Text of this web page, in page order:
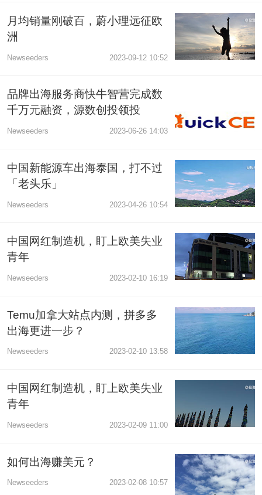
月均销量刚破百，蔚小理远征欧
洲
Newseeders 2023-09-12 10:52
品牌出海服务商快牛智营完成数
千万元融资，源数创投领投
Newseeders 2023-06-26 14:03
中国新能源车出海泰国，打不过
「老头乐」
Newseeders 2023-04-26 10:54
中国网红制造机，盯上欧美失业
青年
Newseeders 2023-02-10 16:19
Temu加拿大站点内测，拼多多
出海更进一步？
Newseeders 2023-02-10 13:58
中国网红制造机，盯上欧美失业
青年
Newseeders 2023-02-09 11:00
如何出海赚美元？
Newseeders 2023-02-08 10:57